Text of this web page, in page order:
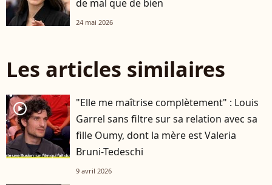
de mal que de bien
24 mai 2026
Les articles similaires
player2
"Elle me maîtrise complètement" : Louis
Garrel sans filtre sur sa relation avec sa
fille Oumy, dont la mère est Valeria
Bruni-Tedeschi
9 avril 2026